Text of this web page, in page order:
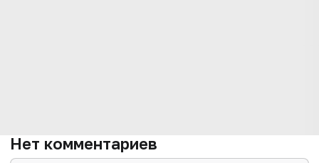
Нет комментариев